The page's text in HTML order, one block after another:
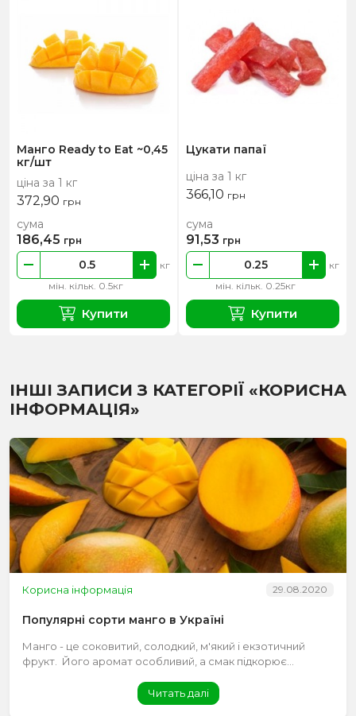
Манго Ready to Eat ~0,45
кг/шт
ціна за 1 кг
372,90 грн
мін. кільк. 0.5кг
кг
сума
186,45 грн
Купити
Цукати папаї
ціна за 1 кг
366,10 грн
мін. кільк. 0.25кг
кг
сума
91,53 грн
Купити
ІНШІ ЗАПИСИ З КАТЕГОРІЇ «КОРИСНА
ІНФОРМАЦІЯ»
Корисна інформація 29.08.2020
Популярні сорти манго в Україні
Манго - це соковитий, солодкий, м'який і екзотичний
фрукт. Його аромат особливий, а смак підкорює...
Читать далі